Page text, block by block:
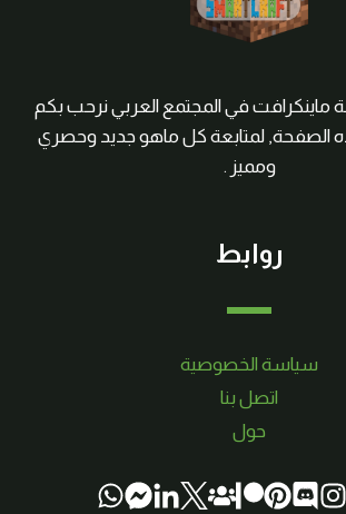
ماينكرافت في المجتمع العربي نرحب بكم
الصفحة, لمتابعة كل ماهو جديد وحصري
ومميز .
روابط
سياسة الخصوصية
اتصل بنا
حول